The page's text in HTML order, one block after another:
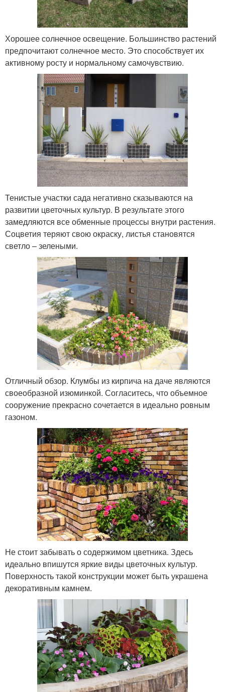
Хорошее солнечное освещение. Большинство растений
предпочитают солнечное место. Это способствует их
активному росту и нормальному самочувствию.
Тенистые участки сада негативно сказываются на
развитии цветочных культур. В результате этого
замедляются все обменные процессы внутри растения.
Соцветия теряют свою окраску, листья становятся
светло – зелеными.
Отличный обзор. Клумбы из кирпича на даче являются
своеобразной изюминкой. Согласитесь, что объемное
сооружение прекрасно сочетается в идеально ровным
газоном.
Не стоит забывать о содержимом цветника. Здесь
идеально впишутся яркие виды цветочных культур.
Поверхность такой конструкции может быть украшена
декоративным камнем.